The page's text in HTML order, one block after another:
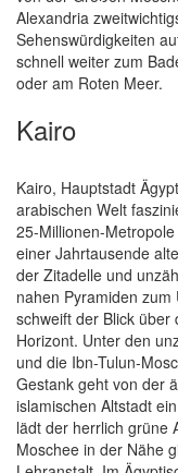
Alexandria
Sehenswürdigkeiten
schnell weiter zum
oder am Roten Meer.
Kairo
Kairo, Hauptstadt
arabischen Welt
25-Millionen-
einer Jahrtausende
der Zitadelle und
nahen Pyramiden
schweift der Blick über
Horizont. Unter den
und die Ibn-Tulun-
Gestank geht von der
islamischen Altstadt
lädt der herrlich grüne
Moschee in der Nähe